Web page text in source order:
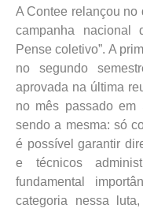
A Contee relançou no
campanha nacional
Pense coletivo”. A
no segundo
aprovada na última
no mês passado em
sendo a mesma: só
é possível garantir
e técnicos
fundamental
categoria nessa